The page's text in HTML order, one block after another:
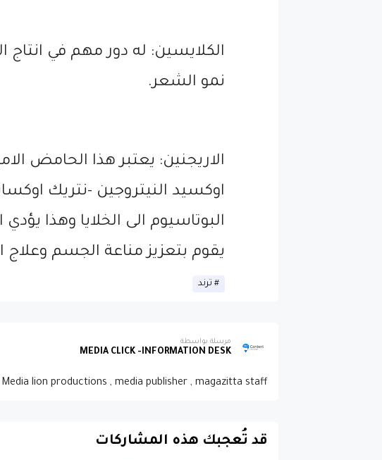
الكلايسين: له دور مهم في
نمو الشعر.
الاريجنين: يعتبر هذا الحامض
اوكسيد النيتروجين -نتريك
البوتاسيوم الى الخلايا وهذا
يقوم بتعزيز مناعة الجسم وعلاج
ترند
مرسلة بواسطة
MEDIA CLICK -INFORMATION DESK
lion productions , media publisher , magazitta staff
قد تُعجبك هذه المشاركات